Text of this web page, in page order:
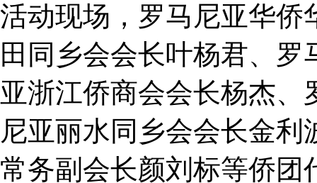
活动现场，罗马尼亚华侨
田同乡会会长叶杨君、
亚浙江侨商会会长杨杰
尼亚丽水同乡会会长金
常务副会长颜刘标等侨团